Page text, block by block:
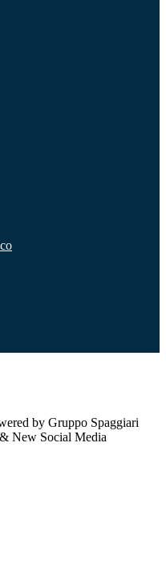
by Gruppo Spaggiari
New Social Media